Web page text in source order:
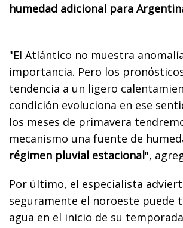
humedad adicional para
"El Atlántico no muestra
importancia. Pero los
tendencia a un ligero
condición evoluciona en ese
los meses de primavera
mecanismo una fuente de
régimen pluvial estacional",
Por último, el especialista
seguramente el noroeste puede
agua en el inicio de su